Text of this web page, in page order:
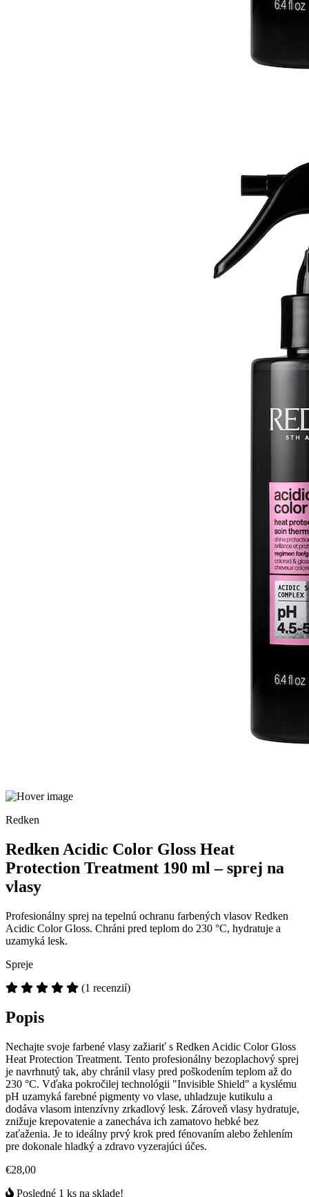
Redken
Redken Acidic Color Gloss Heat
Protection Treatment 190 ml – sprej na
vlasy
Profesionálny sprej na tepelnú ochranu farbených vlasov Redken
Acidic Color Gloss. Chráni pred teplom do 230 °C, hydratuje a
uzamyká lesk.
Spreje
(1 recenzií)
Popis
Nechajte svoje farbené vlasy zažiariť s Redken Acidic Color Gloss
Heat Protection Treatment. Tento profesionálny bezoplachový sprej
je navrhnutý tak, aby chránil vlasy pred poškodením teplom až do
230 °C. Vďaka pokročilej technológii "Invisible Shield" a kyslému
pH uzamyká farebné pigmenty vo vlase, uhladzuje kutikulu a
dodáva vlasom intenzívny zrkadlový lesk. Zároveň vlasy hydratuje,
znižuje krepovatenie a zanecháva ich zamatovo hebké bez
zaťaženia. Je to ideálny prvý krok pred fénovaním alebo žehlením
pre dokonale hladký a zdravo vyzerajúci účes.
€28,00
Posledné 1 ks na sklade!